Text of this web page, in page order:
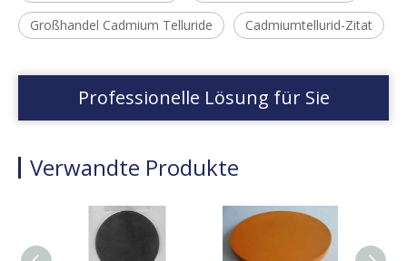
Großhandel Cadmium Telluride Cadmiumtellurid-Zitat
Professionelle Lösung für Sie
Verwandte Produkte